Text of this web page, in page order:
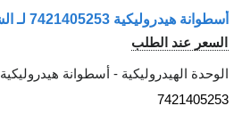
السعر عند الطلب
الوحدة الهيدروليكية - أسطوانة هيدروليكية
7421405253